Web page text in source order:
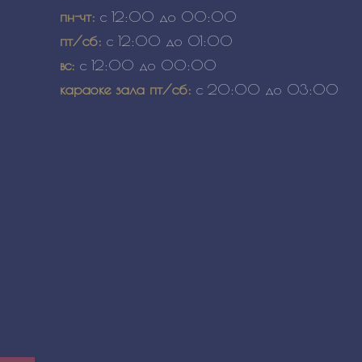
пн-чт: с 12:00 до 00:00
пт/сб: с 12:00 до 01:00
вс: с 12:00 до 00:00
караоке зала пт/сб: с 20:00 до 03:00